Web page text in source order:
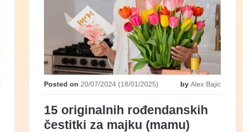
Posted on 20/07/2024(18/01/2025) by Alex Bajic
15 originalnih rođendanskih
čestitki za majku (mamu)